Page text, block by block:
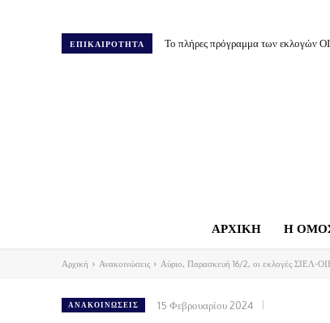
ΕΠΙΚΑΙΡΟΤΗΤΑ Το πλήρες πρόγραμμα των εκλογών
ΑΡΧΙΚΗ Η
Αρχική Ανακοινώσεις Αύριο, Παρασκευή 16/2, οι εκλογές ΣΙΕΛ-
ΑΝΑΚΟΙΝΏΣΕΙΣ 15 Φεβρουαρίου 2024